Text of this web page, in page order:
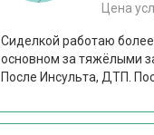
Цена
Сиделкой работаю
основном за тяжёлыми
После Инсульта, ДТП.